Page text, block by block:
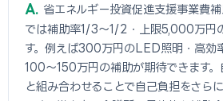
A
省エネルギー投資促進支援事業費
では補助率1/3〜1/2・上限5,000万円
す。例えば300万円のLED照明・高効
100〜150万円の補助が期待できます
と組み合わせることで自己負担をさら